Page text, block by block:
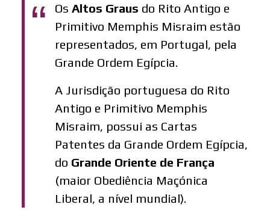
Os Altos Graus do Rito Antigo e
Primitivo Memphis Misraim estão
representados, em Portugal, pela
Grande Ordem Egípcia.
A Jurisdição portuguesa do Rito
Antigo e Primitivo Memphis
Misraim, possui as Cartas
Patentes da Grande Ordem Egípcia,
do Grande Oriente de França
(maior Obediência Maçónica
Liberal, a nível mundial).